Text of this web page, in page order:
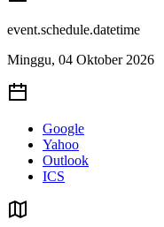
event.schedule.datetime
Minggu, 04 Oktober 2026
Google
Yahoo
Outlook
ICS